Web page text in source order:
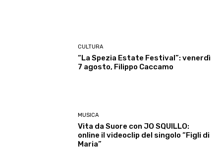
CULTURA
“La Spezia Estate Festival”: venerdì
7 agosto, Filippo Caccamo
MUSICA
Vita da Suore con JO SQUILLO:
online il videoclip del singolo “Figli di
Maria”